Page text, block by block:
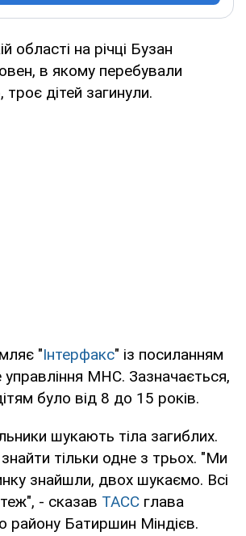
області на річці Бузан
в якому перебували
троє дітей загинули.
"Інтерфакс" із посиланням
управління МНС. Зазначається,
було від 8 до 15 років.
шукають тіла загиблих.
тільки одне з трьох. "Ми
знайшли, двох шукаємо. Всі
- сказав ТАСС глава
району Батиршин Міндієв.